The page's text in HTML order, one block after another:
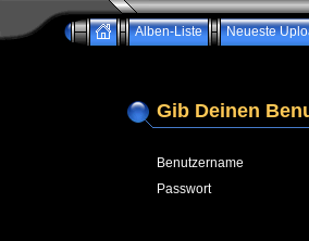
Alben-Liste Neueste
Gib Deinen
Benutzername
Passwort